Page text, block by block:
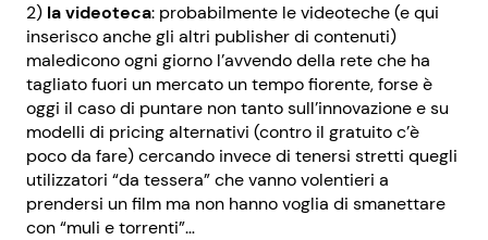
2) la videoteca: probabilmente le videoteche (e qui
inserisco anche gli altri publisher di contenuti)
maledicono ogni giorno l’avvendo della rete che ha
tagliato fuori un mercato un tempo fiorente, forse è
oggi il caso di puntare non tanto sull’innovazione e su
modelli di pricing alternativi (contro il gratuito c’è
poco da fare) cercando invece di tenersi stretti quegli
utilizzatori “da tessera” che vanno volentieri a
prendersi un film ma non hanno voglia di smanettare
con “muli e torrenti”…